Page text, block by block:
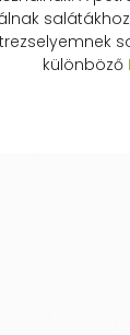
különböző